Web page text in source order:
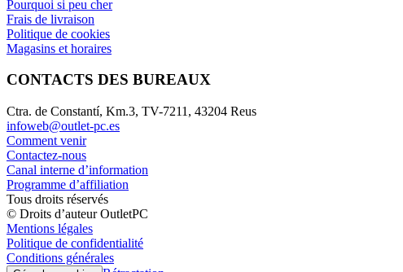
Pourquoi si peu cher
Frais de livraison
Politique de cookies
Magasins et horaires
CONTACTS DES BUREAUX
Ctra. de Constantí, Km.3, TV-7211, 43204 Reus
infoweb@outlet-pc.es
Comment venir
Contactez-nous
Canal interne d’information
Programme d’affiliation
Tous droits réservés
© Droits d’auteur OutletPC
Mentions légales
Politique de confidentialité
Conditions générales